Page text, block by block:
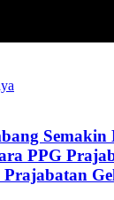
PPG
Prajabatan